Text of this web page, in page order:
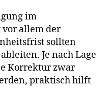
im
allem der
sollten
Je nach Lage
Korrektur zwar
praktisch hilft